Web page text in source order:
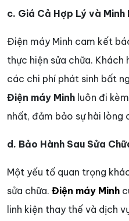
c. Giá Cả Hợp Lý và Minh
Điện máy Minh cam kết
thực hiện sửa chữa. Khách
các chi phí phát sinh bất
Điện máy Minh luôn đi
nhất, đảm bảo sự hài lòng
d. Bảo Hành Sau Sửa
Một yếu tố quan trọng
sửa chữa. Điện máy Minh
linh kiện thay thế và dịch